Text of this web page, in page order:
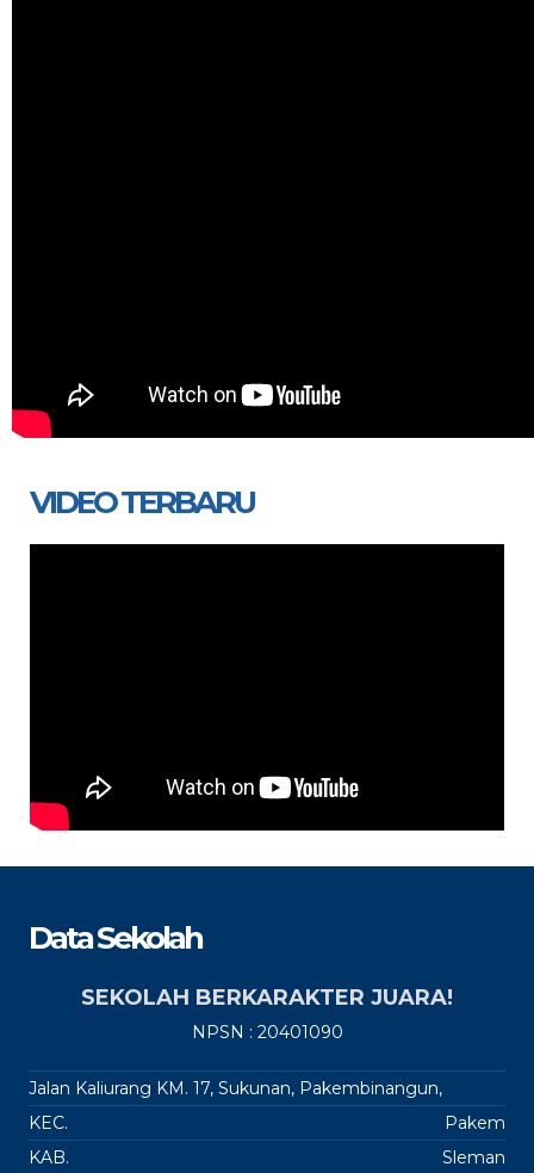
VIDEO TERBARU
Data Sekolah
SEKOLAH BERKARAKTER JUARA!
NPSN : 20401090
Jalan Kaliurang KM. 17, Sukunan, Pakembinangun,
KEC.
Pakem
KAB.
Sleman